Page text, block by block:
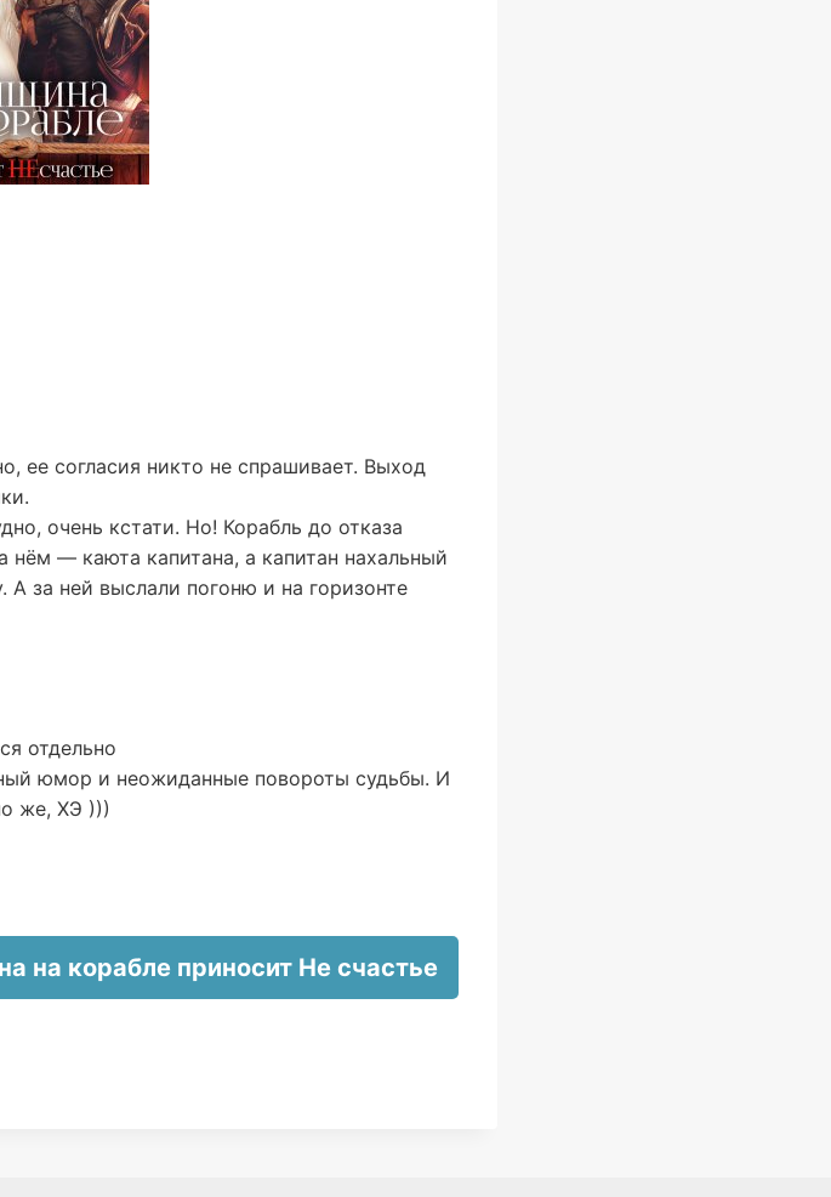
ее согласия никто не спрашивает. Выход
очень кстати. Но! Корабль до отказа
нём — каюта капитана, а капитан нахальный
за ней выслали погоню и на горизонте
отдельно
юмор и неожиданные повороты судьбы. И
же, ХЭ )))
на корабле приносит Не счастье